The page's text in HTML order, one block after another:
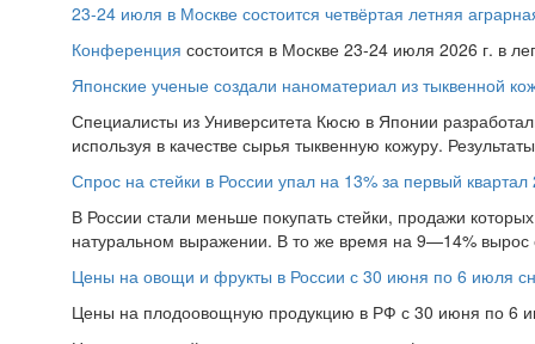
23-24 июля в Москве состоится четвёртая летняя
Конференция состоится в Москве 23-24 июля 2026 г. в
Японские ученые создали наноматериал из тыквенной
Специалисты из Университета Кюсю в Японии
используя в качестве сырья тыквенную кожуру.
Спрос на стейки в России упал на 13% за первый квартал
В России стали меньше покупать стейки, продажи
натуральном выражении. В то же время на 9—14%
Цены на овощи и фрукты в России с 30 июня по 6 июля
Цены на плодоовощную продукцию в РФ с 30 июня по 6